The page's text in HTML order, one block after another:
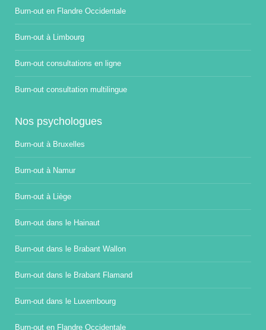
Burn-out en Flandre Occidentale
Burn-out à Limbourg
Burn-out consultations en ligne
Burn-out consultation multilingue
Nos psychologues
Burn-out à Bruxelles
Burn-out à Namur
Burn-out à Liège
Burn-out dans le Hainaut
Burn-out dans le Brabant Wallon
Burn-out dans le Brabant Flamand
Burn-out dans le Luxembourg
Burn-out en Flandre Occidentale